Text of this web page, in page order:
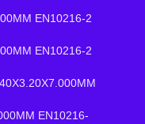
EN10216-2
EN10216-2
EN10216-